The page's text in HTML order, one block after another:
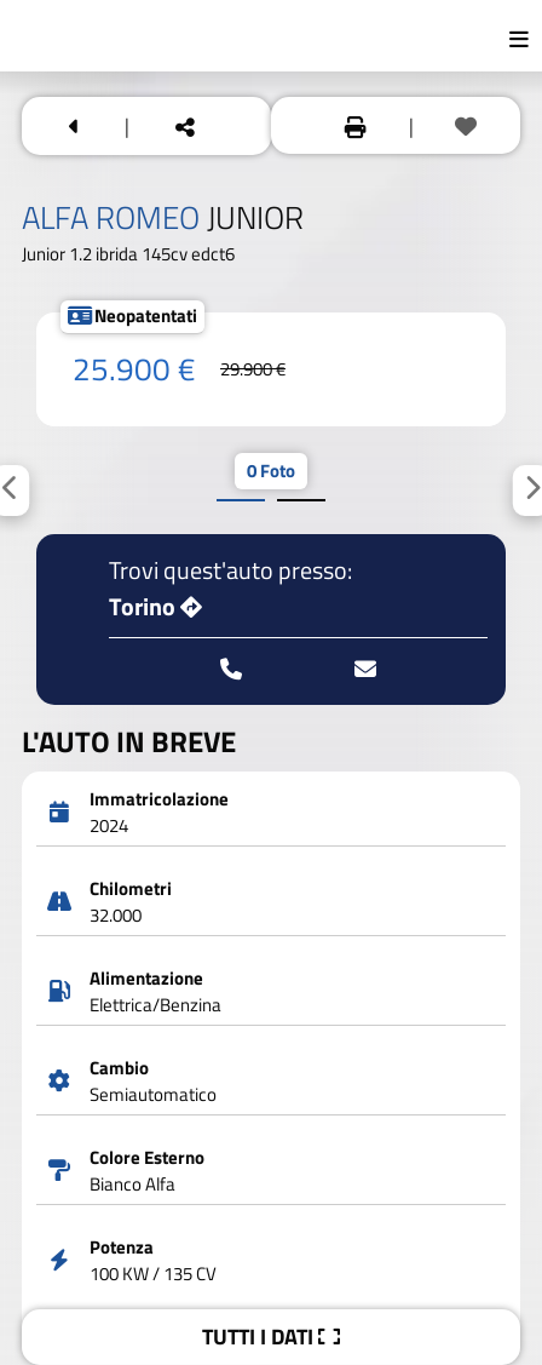
| |
ALFA ROMEOJUNIOR
Junior 1.2 ibrida 145cv edct6
Neopatentati
25.900 € 29.900 €
0 Foto
Trovi quest'auto presso:
Torino
L'AUTO IN BREVE
Immatricolazione
2024
Chilometri
32.000
Alimentazione
Elettrica/Benzina
Cambio
Semiautomatico
Colore Esterno
Bianco Alfa
Potenza
100 KW / 135 CV
TUTTI I DATI